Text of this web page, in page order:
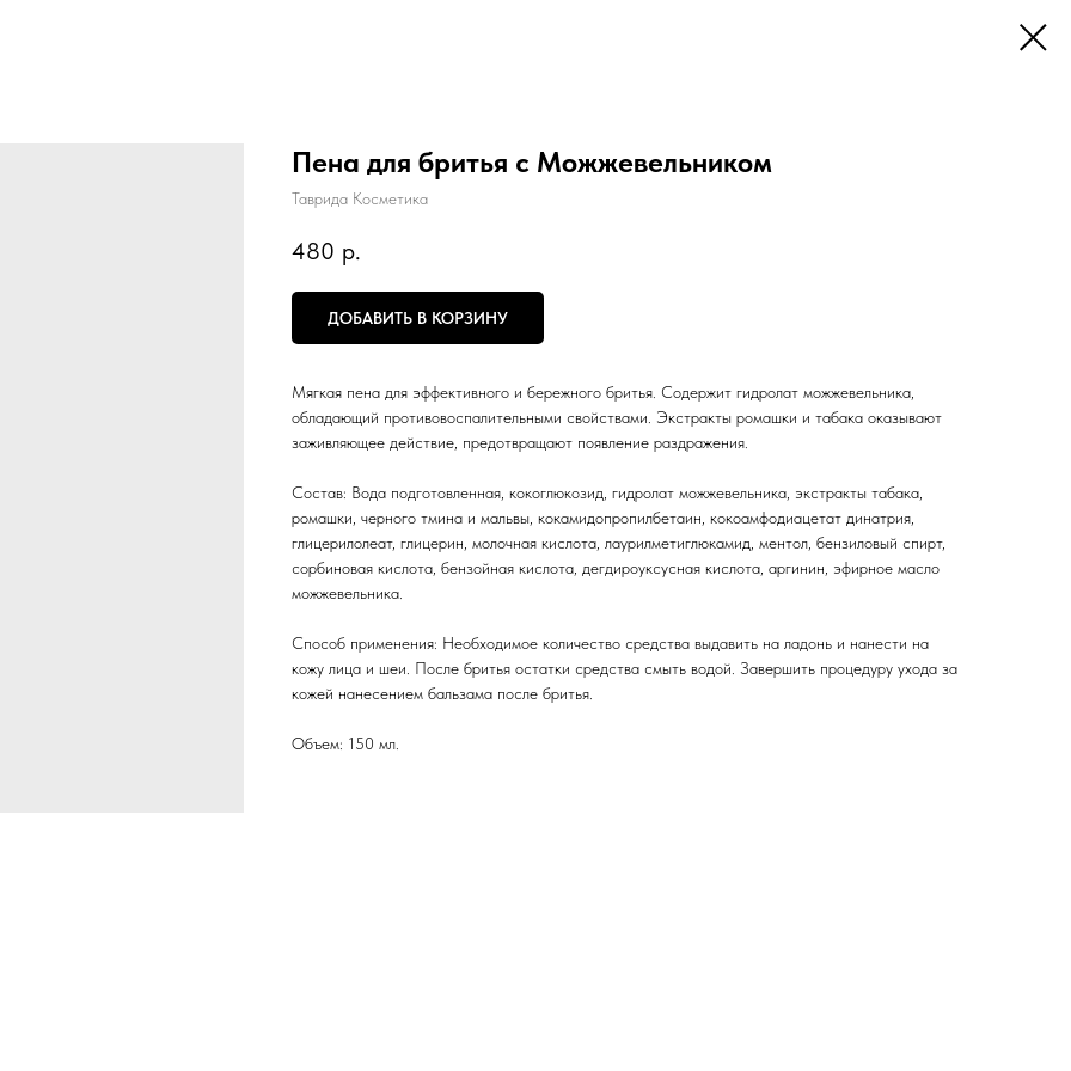
Пена для бритья с Можжевельником
Таврида Косметика
480 р.
ДОБАВИТЬ В КОРЗИНУ
Мягкая пена для эффективного и бережного бритья. Содержит гидролат можжевельника,
обладающий противовоспалительными свойствами. Экстракты ромашки и табака оказывают
заживляющее действие, предотвращают появление раздражения.
Состав: Вода подготовленная, кокоглюкозид, гидролат можжевельника, экстракты табака,
ромашки, черного тмина и мальвы, кокамидопропилбетаин, кокоамфодиацетат динатрия,
глицерилолеат, глицерин, молочная кислота, лаурилметиглюкамид, ментол, бензиловый спирт,
сорбиновая кислота, бензойная кислота, дегдироуксусная кислота, аргинин, эфирное масло
можжевельника.
Способ применения: Необходимое количество средства выдавить на ладонь и нанести на
кожу лица и шеи. После бритья остатки средства смыть водой. Завершить процедуру ухода за
кожей нанесением бальзама после бритья.
Объем: 150 мл.